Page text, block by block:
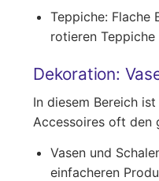
Teppiche: Flache
rotieren
Dekoration:
In diesem Bereich
Accessoires oft den
Vasen und
einfacheren